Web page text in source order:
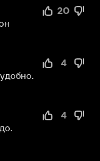
20
4
4